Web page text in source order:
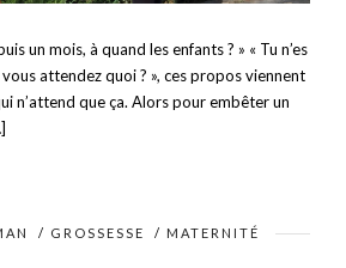
un mois, à quand les enfants ? » « Tu n’es
attendez quoi ? », ces propos viennent
n’attend que ça. Alors pour embêter un
/ GROSSESSE / MATERNITÉ